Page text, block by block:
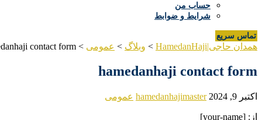
حساب من
شرایط و ضوابط
تماس سریع
همدان حاجی|HamedanHaji > وبلاگ > عمومی >
contact form
hamedanhaji contact form
اکتبر 9, 2024 hamedanhajimaster عمومی
از: [your-name]